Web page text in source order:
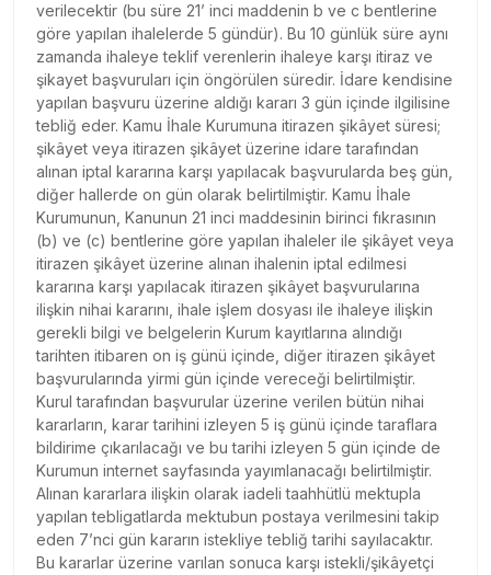
verilecektir (bu süre 21’ inci maddenin b ve c bentlerine
göre yapılan ihalelerde 5 gündür). Bu 10 günlük süre aynı
zamanda ihaleye teklif verenlerin ihaleye karşı itiraz ve
şikayet başvuruları için öngörülen süredir. İdare kendisine
yapılan başvuru üzerine aldığı kararı 3 gün içinde ilgilisine
tebliğ eder. Kamu İhale Kurumuna itirazen şikâyet süresi;
şikâyet veya itirazen şikâyet üzerine idare tarafından
alınan iptal kararına karşı yapılacak başvurularda beş gün,
diğer hallerde on gün olarak belirtilmiştir. Kamu İhale
Kurumunun, Kanunun 21 inci maddesinin birinci fıkrasının
(b) ve (c) bentlerine göre yapılan ihaleler ile şikâyet veya
itirazen şikâyet üzerine alınan ihalenin iptal edilmesi
kararına karşı yapılacak itirazen şikâyet başvurularına
ilişkin nihai kararını, ihale işlem dosyası ile ihaleye ilişkin
gerekli bilgi ve belgelerin Kurum kayıtlarına alındığı
tarihten itibaren on iş günü içinde, diğer itirazen şikâyet
başvurularında yirmi gün içinde vereceği belirtilmiştir.
Kurul tarafından başvurular üzerine verilen bütün nihai
kararların, karar tarihini izleyen 5 iş günü içinde taraflara
bildirime çıkarılacağı ve bu tarihi izleyen 5 gün içinde de
Kurumun internet sayfasında yayımlanacağı belirtilmiştir.
Alınan kararlara ilişkin olarak iadeli taahhütlü mektupla
yapılan tebligatlarda mektubun postaya verilmesini takip
eden 7’nci gün kararın istekliye tebliğ tarihi sayılacaktır.
Bu kararlar üzerine varılan sonuca karşı istekli/şikâyetçi